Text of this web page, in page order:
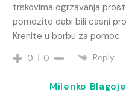
trskovima ogrzavanja
pomozite dabi bili casni
Krenite u borbu za pomoc.
0 0 Reply
Milenko